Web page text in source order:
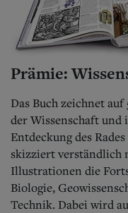
Prämie:
Das Buch zeichnet
der Wissenschaft und
Entdeckung des
skizziert verständlich
Illustrationen die
Biologie,
Technik. Dabei wird